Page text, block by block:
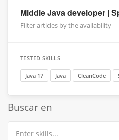
Middle Java developer |
Filter articles by the availability
TESTED SKILLS
Java 17 Java CleanCode
Buscar en